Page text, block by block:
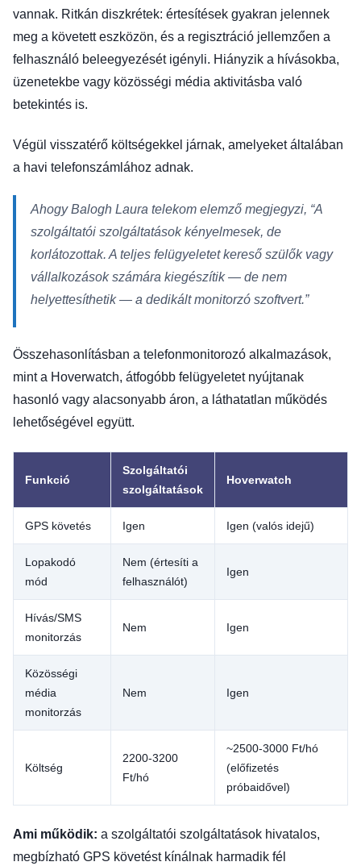
vannak. Ritkán diszkrétek: értesítések gyakran jelennek
meg a követett eszközön, és a regisztráció jellemzően a
felhasználó beleegyezését igényli. Hiányzik a hívásokba,
üzenetekbe vagy közösségi média aktivitásba való
betekintés is.
Végül visszatérő költségekkel járnak, amelyeket általában
a havi telefonszámlához adnak.
Ahogy Balogh Laura telekom elemző megjegyzi, “A
szolgáltatói szolgáltatások kényelmesek, de
korlátozottak. A teljes felügyeletet kereső szülők vagy
vállalkozások számára kiegészítik — de nem
helyettesíthetik — a dedikált monitorzó szoftvert.”
Összehasonlításban a telefonmonitorozó alkalmazások,
mint a Hoverwatch, átfogóbb felügyeletet nyújtanak
hasonló vagy alacsonyabb áron, a láthatatlan működés
lehetőségével együtt.
Funkció
Szolgáltatói
szolgáltatások
Hoverwatch
GPS követés Igen Igen (valós idejű)
Lopakodó
mód
Nem (értesíti a
felhasználót)
Igen
Hívás/SMS
monitorzás
Nem Igen
Közösségi
média
monitorzás
Nem Igen
Költség
2200-3200
Ft/hó
~2500-3000 Ft/hó
(előfizetés
próbaidővel)
Ami működik: a szolgáltatói szolgáltatások hivatalos,
megbízható GPS követést kínálnak harmadik fél